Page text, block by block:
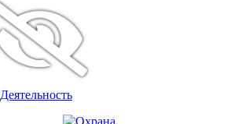
Деятельность